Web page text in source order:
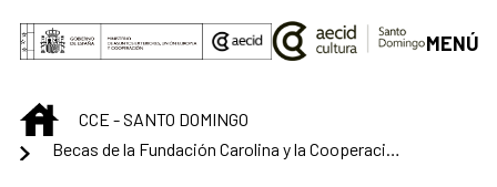
Skip to Main Content
MENÚ
INICIOCCE - SANTO DOMINGO
Becas de la Fundación Carolina y la Cooperación Española